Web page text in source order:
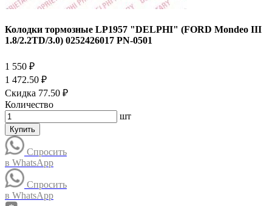
Колодки тормозные LP1957 "DELPHI" (FORD Mondeo III
1.8/2.2TD/3.0) 0252426017 PN-0501
1 550 ₽
1 472.50 ₽
Скидка 77.50 ₽
Количество
шт
Купить
Спросить
в WhatsApp
Спросить
в WhatsApp